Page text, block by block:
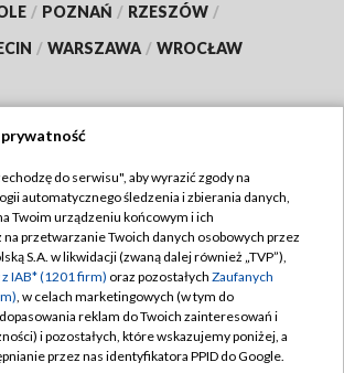
/ POZNAŃ / RZESZÓW /
/ WARSZAWA / WROCŁAW
TVP
TVP
Cyfrowa
Regulamin TVP
Polityka prywatności
Moje zgody
Pomoc
do serwisu", aby wyrazić zgody na
automatycznego śledzenia i zbierania danych,
Twoim urządzeniu końcowym i ich
przetwarzanie Twoich danych osobowych przez
S.A. w likwidacji (zwaną dalej również „TVP”),
IAB* (1201 firm) oraz pozostałych Zaufanych
, w celach marketingowych (w tym do
reklam do Twoich zainteresowań i
i pozostałych, które wskazujemy poniżej, a
przez nas identyfikatora PPID do Google.